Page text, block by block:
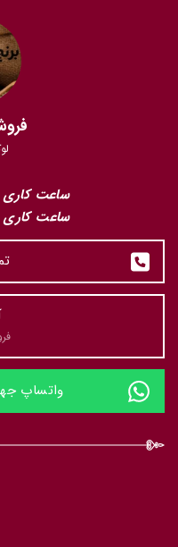
ساعت کاری صبح
ساعت کاری عصر
واتساپ